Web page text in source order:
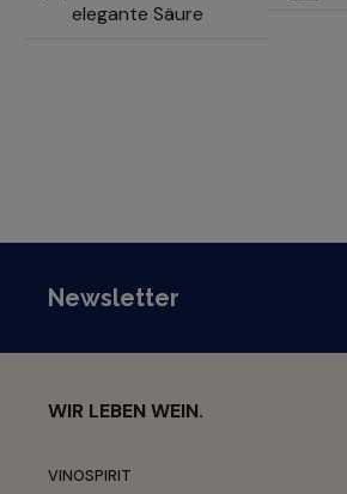
elegante Säure
Newsletter
WIR LEBEN WEIN.
VINOSPIRIT